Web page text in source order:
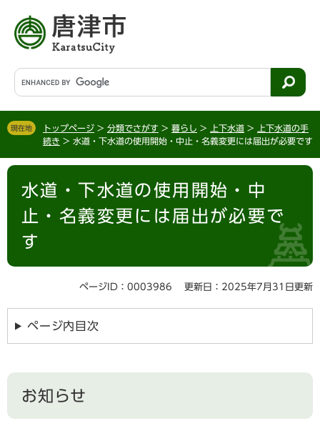
す
。
し
て
文
へ
G
o
g
l
カ
タ
検
索
現在地 トップページ > 分類でさがす > 暮らし > 上下水道 >
上下水道の手
続き > 水道・下水道の使用開始・中止・名義変更には届出が必要です
本
水道・下水道の使用開始・中
止・名義変更には届出が必要で
す
ページID：0003986 更新日：2025年7月31日更新
ページ内目次
お知らせ